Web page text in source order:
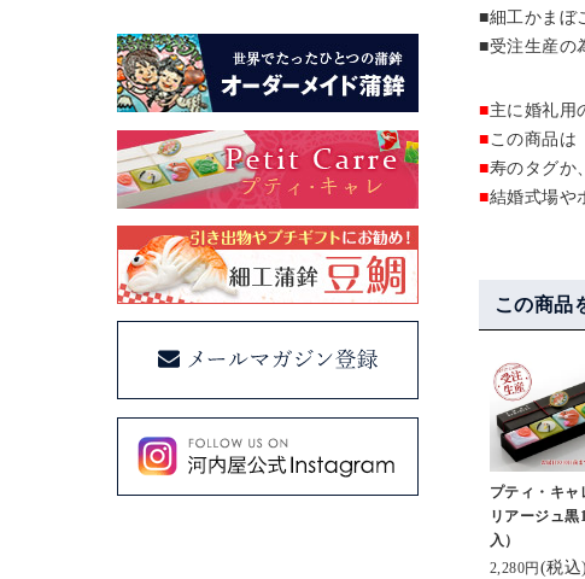
■細工かまぼ
■受注生産の
■主に婚礼用
■この商品は
■寿のタグか
■結婚式場や
この商品
プティ・キ
リアージュ黒
入）
2,280円 (税込)